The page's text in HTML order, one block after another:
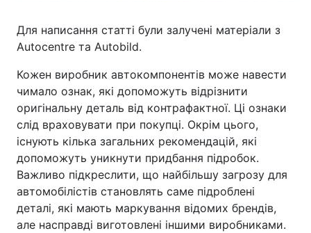
Для написання статті були залучені матеріали з
Autocentre та Autobild.
Кожен виробник автокомпонентів може навести
чимало ознак, які допоможуть відрізнити
оригінальну деталь від контрафактної. Ці ознаки
слід враховувати при покупці. Окрім цього,
існують кілька загальних рекомендацій, які
допоможуть уникнути придбання підробок.
Важливо підкреслити, що найбільшу загрозу для
автомобілістів становлять саме підроблені
деталі, які мають маркування відомих брендів,
але насправді виготовлені іншими виробниками.